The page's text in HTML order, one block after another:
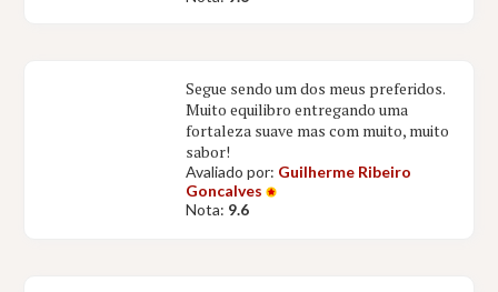
Segue sendo um dos meus preferidos.
Muito equilibro entregando uma
fortaleza suave mas com muito, muito
sabor!
Avaliado por: Guilherme Ribeiro
Goncalves
Nota: 9.6